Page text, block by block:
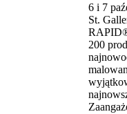
6 i 7
St.
200